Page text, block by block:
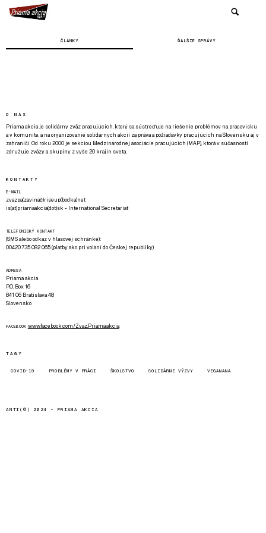
ČLÁNKY ĎALŠIE SPRÁVY
O NÁS
Priama akcia je solidárny zväz pracujúcich, ktorý sa sústreďuje na riešenie problémov na pracovisku
a v komunite, a na organizovanie solidárnych akcií za práva a požiadavky pracujúcich na Slovensku aj v
zahraničí. Od roku 2000 je sekciou Medzinárodnej asociácie pracujúcich (MAP), ktorá v súčasnosti
združuje zväzy a skupiny z vyše 20 krajín sveta.
KONTAKTY
E-MAIL
zvazpa(zavináč)riseup(bodka)net
is(at)priamaakcia(dot)sk - International Secretariat
TELEFONICKÝ KONTAKT
(SMS alebo odkaz v hlasovej schránke):
00420 735 082 065 (platby ako pri volaní do Českej republiky)
ADRESA
Priama akcia
P.O. Box 16
841 06 Bratislava 48
Slovensko
FACEBOOK www.facebook.com/Zvaz.Priama.akcia
TAGY
COVID-19 PROBLÉMY V PRÁCI ŠKOLSTVO SOLIDÁRNE VÝZVY VEGANANA
ANTI(©) 2024 - PRIAMA AKCIA